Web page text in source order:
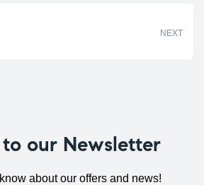
NEXT
our Newsletter
about our offers and news!